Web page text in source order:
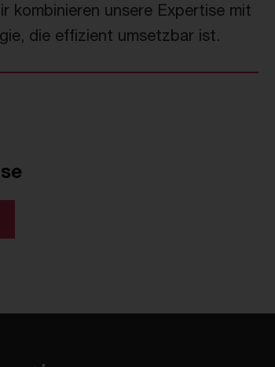
kombinieren unsere Expertise mit
die effizient umsetzbar ist.